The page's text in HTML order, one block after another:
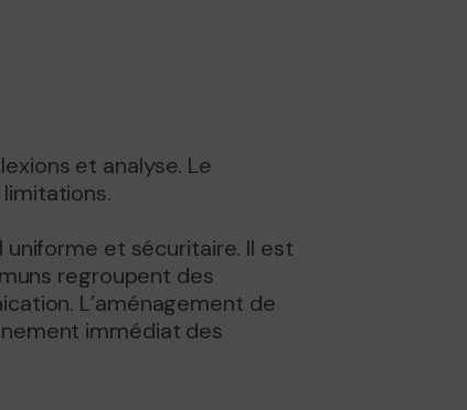
et analyse. Le
et sécuritaire. Il est
regroupent des
L’aménagement de
immédiat des